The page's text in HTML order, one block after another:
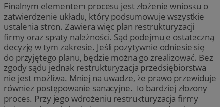
Finalnym elementem procesu jest złożenie wniosku o
zatwierdzenie układu, który podsumowuje wszystkie
ustalenia stron. Zawiera więc plan restrukturyzacji
firmy oraz spłaty należności. Sąd podejmuje ostateczną
decyzję w tym zakresie. Jeśli pozytywnie odniesie się
do przyjętego planu, będzie można go zrealizować. Bez
zgody sądu jednak restrukturyzacja przedsiębiorstwa
nie jest możliwa. Mniej na uwadze, że prawo przewiduje
również postępowanie sanacyjne. To bardziej złożony
proces. Przy jego wdrożeniu restrukturyzacja firmy